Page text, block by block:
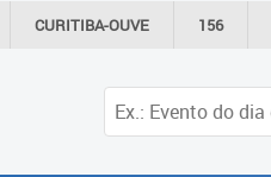
CURITIBA-OUVE 156